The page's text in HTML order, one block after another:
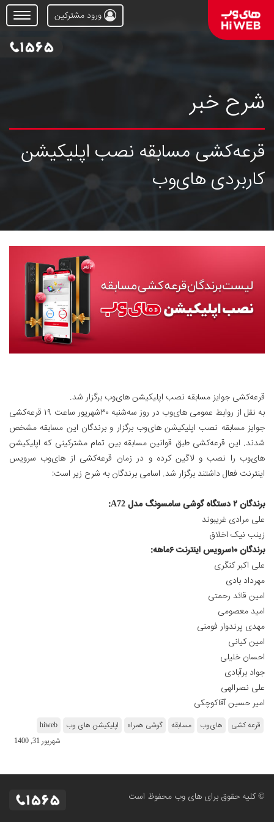
Open
Menu
ورود مشترکین
شرح خبر
قرعه‌کشی مسابقه نصب اپلیکیشن
کاربردی های‌وب
قرعه‌کشی جوایز مسابقه نصب اپلیکیشن های‌وب برگزار شد.
به نقل از روابط عمومی های‌وب در روز سه‌شنبه ۳۰شهریور ساعت ۱۹ قرعه‌کشی
جوایز مسابقه نصب اپلیکیشن های‌وب برگزار و برندگان این مسابقه مشخص
شدند. این قرعه‌کشی طبق قوانین مسابقه بین تمام مشترکینی که اپلیکیشن
های‌وب را نصب و لاگین کرده و در زمان قرعه‌‌کشی از های‌وب سرویس
اینترنت فعال داشتند برگزار شد. اسامی برندگان به شرح زیر است:
برندگان ۲ دستگاه گوشی سامسونگ مدل A72:
علی مرادی غریبوند
زینب نیک اخلاق
برندگان ۱۰سرویس اینترنت ۶ماهه:
علی اکبر کنگری
مهرداد بادی
امین قائد رحمتی
امید معصومی
مهدی پرندوار فومنی
امین کیانی
احسان خلیلی
جواد برآبادی
علی نصرالهی
امیر حسین آقاکوچکی
قرعه کشی های‌وب مسابقه گوشی همراه اپلیکیشن های وب
hiweb
شهریور 31, 1400
© کلیه حقوق برای های وب محفوظ است